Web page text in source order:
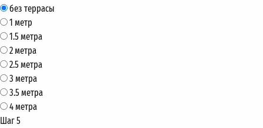
без террасы
1 метр
1.5 метра
2 метра
2.5 метра
3 метра
3.5 метра
4 метра
Шаг 5